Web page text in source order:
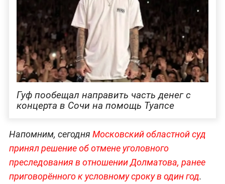
Гуф пообещал направить часть денег с
концерта в Сочи на помощь Туапсе
Напомним, сегодня Московский областной суд
принял решение об отмене уголовного
преследования в отношении Долматова, ранее
приговорённого к условному сроку в один год.